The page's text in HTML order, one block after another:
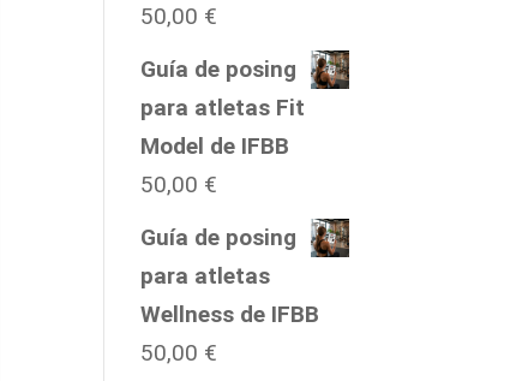
50,00 €
Guía de posing
para atletas Fit
Model de IFBB
50,00 €
Guía de posing
para atletas
Wellness de IFBB
50,00 €